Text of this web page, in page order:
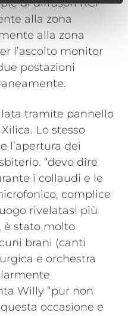
di diffusori RCF
alla zona
alla zona
l’ascolto monitor
postazioni
tramite pannello
Lo stesso
l’apertura dei
“devo dire
i collaudi e le
complice
rivelatasi più
è stato molto
brani (canti
e orchestra
Willy “pur non
occasione e